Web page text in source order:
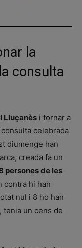
la
consulta
Lluçanès i tornar a
celebrada
diumenge han
creada fa un
persones de les
contra hi han
nul i 8 ho han
tenia un cens de